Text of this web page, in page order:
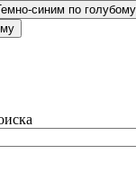
синим по голубому